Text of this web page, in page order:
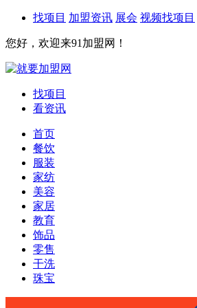
找项目 加盟资讯 展会 视频找项目
您好，欢迎来91加盟网！
找项目
看资讯
首页
餐饮
服装
家纺
美容
家居
教育
饰品
零售
干洗
珠宝